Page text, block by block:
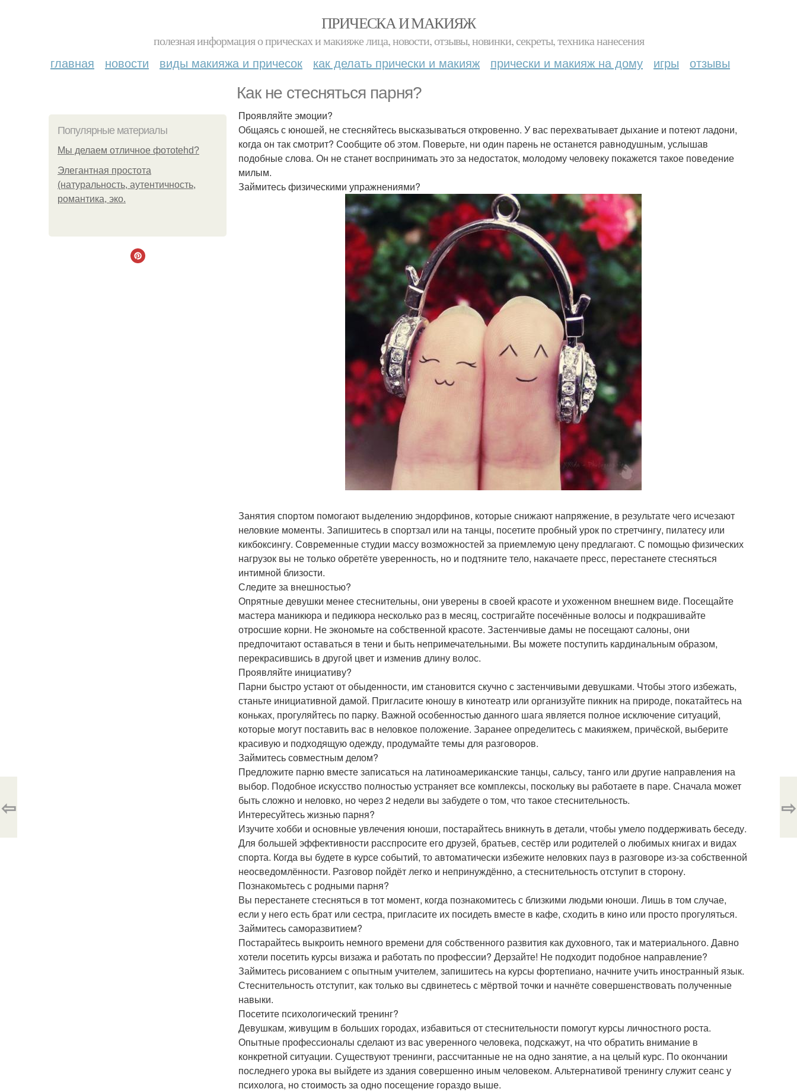
ПРИЧЕСКА И МАКИЯЖ
полезная информация о прическах и макияже лица, новости, отзывы, новинки, секреты, техника нанесения
главная новости виды макияжа и причесок как делать прически и макияж прически и макияж на дому игры отзывы
Как не стесняться парня?
Популярные материалы
Мы делаем отличное фотоtehd?
Элегантная простота
(натуральность, аутентичность,
романтика, эко.
Проявляйте эмоции?
Общаясь с юношей, не стесняйтесь высказываться откровенно. У вас перехватывает дыхание и потеют ладони,
когда он так смотрит? Сообщите об этом. Поверьте, ни один парень не останется равнодушным, услышав
подобные слова. Он не станет воспринимать это за недостаток, молодому человеку покажется такое поведение
милым.
Займитесь физическими упражнениями?
Занятия спортом помогают выделению эндорфинов, которые снижают напряжение, в результате чего исчезают
неловкие моменты. Запишитесь в спортзал или на танцы, посетите пробный урок по стретчингу, пилатесу или
кикбоксингу. Современные студии массу возможностей за приемлемую цену предлагают. С помощью физических
нагрузок вы не только обретёте уверенность, но и подтяните тело, накачаете пресс, перестанете стесняться
интимной близости.
Следите за внешностью?
Опрятные девушки менее стеснительны, они уверены в своей красоте и ухоженном внешнем виде. Посещайте
мастера маникюра и педикюра несколько раз в месяц, состригайте посечённые волосы и подкрашивайте
отросшие корни. Не экономьте на собственной красоте. Застенчивые дамы не посещают салоны, они
предпочитают оставаться в тени и быть непримечательными. Вы можете поступить кардинальным образом,
перекрасившись в другой цвет и изменив длину волос.
Проявляйте инициативу?
Парни быстро устают от обыденности, им становится скучно с застенчивыми девушками. Чтобы этого избежать,
станьте инициативной дамой. Пригласите юношу в кинотеатр или организуйте пикник на природе, покатайтесь на
коньках, прогуляйтесь по парку. Важной особенностью данного шага является полное исключение ситуаций,
которые могут поставить вас в неловкое положение. Заранее определитесь с макияжем, причёской, выберите
красивую и подходящую одежду, продумайте темы для разговоров.
Займитесь совместным делом?
Предложите парню вместе записаться на латиноамериканские танцы, сальсу, танго или другие направления на
выбор. Подобное искусство полностью устраняет все комплексы, поскольку вы работаете в паре. Сначала может
быть сложно и неловко, но через 2 недели вы забудете о том, что такое стеснительность.
Интересуйтесь жизнью парня?
Изучите хобби и основные увлечения юноши, постарайтесь вникнуть в детали, чтобы умело поддерживать беседу.
Для большей эффективности расспросите его друзей, братьев, сестёр или родителей о любимых книгах и видах
спорта. Когда вы будете в курсе событий, то автоматически избежите неловких пауз в разговоре из-за собственной
неосведомлённости. Разговор пойдёт легко и непринуждённо, а стеснительность отступит в сторону.
Познакомьтесь с родными парня?
Вы перестанете стесняться в тот момент, когда познакомитесь с близкими людьми юноши. Лишь в том случае,
если у него есть брат или сестра, пригласите их посидеть вместе в кафе, сходить в кино или просто прогуляться.
Займитесь саморазвитием?
Постарайтесь выкроить немного времени для собственного развития как духовного, так и материального. Давно
хотели посетить курсы визажа и работать по профессии? Дерзайте! Не подходит подобное направление?
Займитесь рисованием с опытным учителем, запишитесь на курсы фортепиано, начните учить иностранный язык.
Стеснительность отступит, как только вы сдвинетесь с мёртвой точки и начнёте совершенствовать полученные
навыки.
Посетите психологический тренинг?
Девушкам, живущим в больших городах, избавиться от стеснительности помогут курсы личностного роста.
Опытные профессионалы сделают из вас уверенного человека, подскажут, на что обратить внимание в
конкретной ситуации. Существуют тренинги, рассчитанные не на одно занятие, а на целый курс. По окончании
последнего урока вы выйдете из здания совершенно иным человеком. Альтернативой тренингу служит сеанс у
психолога, но стоимость за одно посещение гораздо выше.
⇦ ⇨